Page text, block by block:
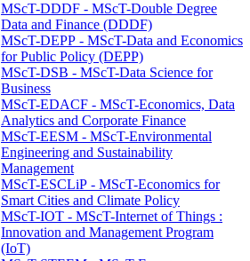
MScT-DDDF - MScT-Double Degree
Data and Finance (DDDF)
MScT-DEPP - MScT-Data and Economics
for Public Policy (DEPP)
MScT-DSB - MScT-Data Science for
Business
MScT-EDACF - MScT-Economics, Data
Analytics and Corporate Finance
MScT-EESM - MScT-Environmental
Engineering and Sustainability
Management
MScT-ESCLiP - MScT-Economics for
Smart Cities and Climate Policy
MScT-IOT - MScT-Internet of Things :
Innovation and Management Program
(IoT)